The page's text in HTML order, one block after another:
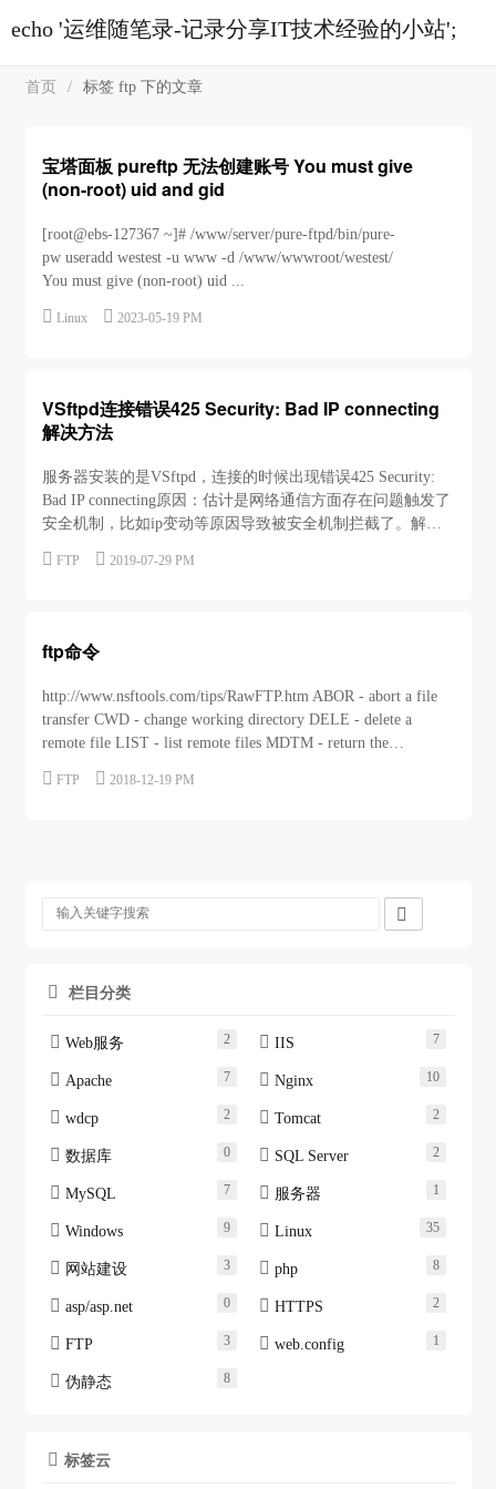
echo '运维随笔录-记录分享IT技术经验的小站';
首页 / 标签 ftp 下的文章
宝塔面板 pureftp 无法创建账号 You must give
(non-root) uid and gid
[root@ebs-127367 ~]# /www/server/pure-ftpd/bin/pure-
pw useradd westest -u www -d /www/wwwroot/westest/
You must give (non-root) uid ...
 Linux  2023-05-19 PM
VSftpd连接错误425 Security: Bad IP connecting
解决方法
服务器安装的是VSftpd，连接的时候出现错误425 Security:
Bad IP connecting原因：估计是网络通信方面存在问题触发了
安全机制，比如ip变动等原因导致被安全机制拦截了。解决
pasv_promiscuous=YESservice vsftpd restartpasv_promiscuous选
 FTP  2019-07-29 PM
ftp命令
http://www.nsftools.com/tips/RawFTP.htm ABOR - abort a file
transfer CWD - change working directory DELE - delete a
remote file LIST - list remote files MDTM - return the
 FTP  2018-12-19 PM

 栏目分类
 Web服务 2  IIS 7
 Apache 7  Nginx 10
 wdcp 2  Tomcat 2
 数据库 0  SQL Server 2
 MySQL 7  服务器 1
 Windows 9  Linux 35
 网站建设 3  php 8
 asp/asp.net 0  HTTPS 2
 FTP 3  web.config 1
 伪静态 8
 标签云